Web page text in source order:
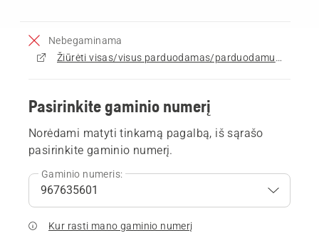
Nebegaminama
Žiūrėti visas/visus parduodamas/parduodamus Pjaustytuvai
Pasirinkite gaminio numerį
Norėdami matyti tinkamą pagalbą, iš sąrašo
pasirinkite gaminio numerį.
Gaminio numeris:
Kur rasti mano gaminio numerį